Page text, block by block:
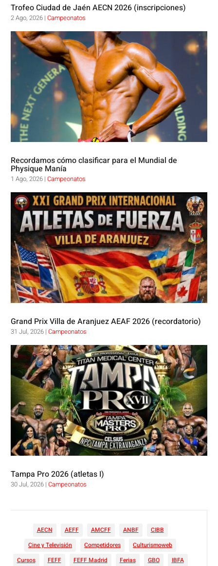
Trofeo Ciudad de Jaén AECN 2026 (inscripciones)
2 Ago, 2026 |Campeonatos
Recordamos cómo clasificar para el Mundial de
Physique Manía
1 Ago, 2026 |Campeonatos
Grand Prix Villa de Aranjuez AEAF 2026 (recordatorio)
31 Jul, 2026 |Campeonatos
Tampa Pro 2026 (atletas I)
30 Jul, 2026 |Campeonatos
AECN AEFF AMCFF ANBF
CIBB
Cine y Televisión
Competidores
Culturismoweb
Cursos
FEFF FEFF Madrid Ferias GBO IBFA